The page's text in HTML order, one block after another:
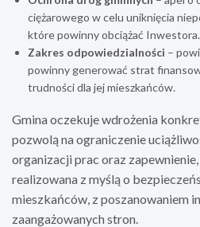
ciężarowego w celu uniknięcia
które powinny obciążać Inwestora.
Zakres odpowiedzialności –
powinny generować strat
trudności dla jej mieszkańców.
Gmina oczekuje wdrożenia
pozwolą na ograniczenie
organizacji prac oraz
realizowana z myślą o
mieszkańców, z poszanowaniem
zaangażowanych stron.